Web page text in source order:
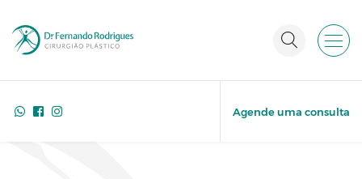
Agende uma consulta